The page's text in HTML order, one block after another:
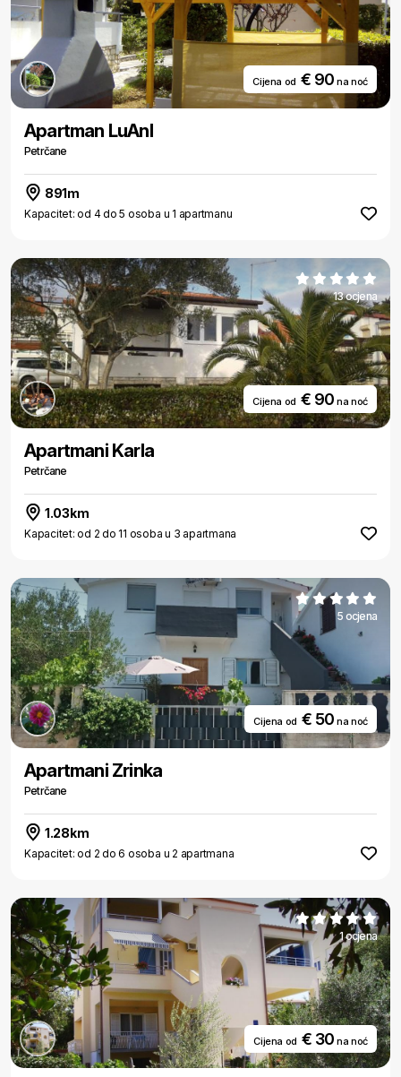
Cijena od € 90na noć
Apartman LuAnI
Petrčane
891m
Kapacitet: od 4 do 5 osoba u 1 apartmanu
13 ocjena
Cijena od € 90na noć
Apartmani Karla
Petrčane
1.03km
Kapacitet: od 2 do 11 osoba u 3 apartmana
5 ocjena
Cijena od € 50na noć
Apartmani Zrinka
Petrčane
1.28km
Kapacitet: od 2 do 6 osoba u 2 apartmana
1 ocjena
Cijena od € 30na noć